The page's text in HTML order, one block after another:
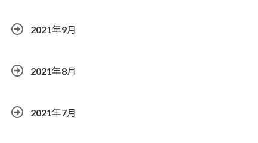
2021年9月
2021年8月
2021年7月